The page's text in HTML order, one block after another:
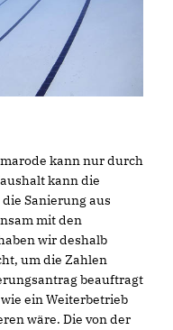
kann nur durch
kann die
Sanierung aus
mit den
wir deshalb
um die Zahlen
beauftragt
ein Weiterbetrieb
wäre. Die von der